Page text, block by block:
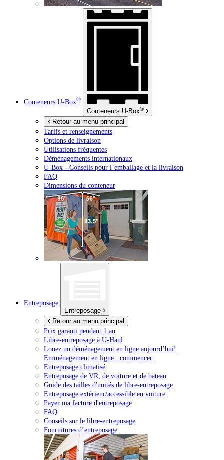
Conteneurs U-Box®
Conteneurs U-Box®
Retour au menu principal
Tarifs et renseignements
Options de livraison
Utilisations fréquentes
Déménagements internationaux
U-Box - Conseils pour l’emballage et la livraison
FAQ
Dimensions du conteneur
Entreposage
Entreposage
Retour au menu principal
Prix garanti pendant 1 an
Libre-entreposage à U-Haul
Louez un déménagement en ligne aujourd’hui!
Emménagement en ligne : commencer
Entreposage climatisé
Entreposage de VR, de voiture et de bateau
Guide des tailles d'unités de libre-entreposage
Entreposage extérieur/accessible en voiture
Payer ma facture d'entreposage
FAQ
Conseils sur le libre-entreposage
Fournitures d’entreposage